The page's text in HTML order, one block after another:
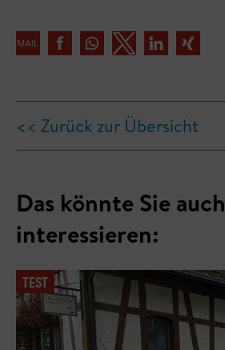
<< Zurück zur Übersicht
Das könnte Sie auch
interessieren:
TEST